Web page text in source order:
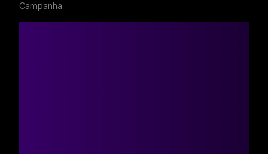
Buscar
Campanha